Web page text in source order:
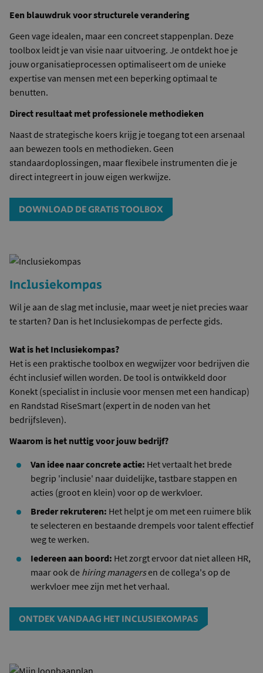
Een blauwdruk voor structurele verandering
Geen vage idealen, maar een concreet stappenplan. Deze
toolbox leidt je van visie naar uitvoering. Je ontdekt hoe je
jouw organisatieprocessen optimaliseert om de unieke
expertise van mensen met een beperking optimaal te
benutten.
Direct resultaat met professionele methodieken
Naast de strategische koers krijg je toegang tot een arsenaal
aan bewezen tools en methodieken. Geen
standaardoplossingen, maar flexibele instrumenten die je
direct integreert in jouw eigen werkwijze.
DOWNLOAD DE GRATIS TOOLBOX
Inclusiekompas
Wil je aan de slag met inclusie, maar weet je niet precies waar
te starten? Dan is het Inclusiekompas de perfecte gids.
Wat is het Inclusiekompas?
Het is een praktische toolbox en wegwijzer voor bedrijven die
écht inclusief willen worden. De tool is ontwikkeld door
Konekt (specialist in inclusie voor mensen met een handicap)
en Randstad RiseSmart (expert in de noden van het
bedrijfsleven).
Waarom is het nuttig voor jouw bedrijf?
Van idee naar concrete actie: Het vertaalt het brede
begrip 'inclusie' naar duidelijke, tastbare stappen en
acties (groot en klein) voor op de werkvloer.
Breder rekruteren: Het helpt je om met een ruimere blik
te selecteren en bestaande drempels voor talent effectief
weg te werken.
Iedereen aan boord: Het zorgt ervoor dat niet alleen HR,
maar ook de hiring managersen de collega's op de
werkvloer mee zijn met het verhaal.
ONTDEK VANDAAG HET INCLUSIEKOMPAS